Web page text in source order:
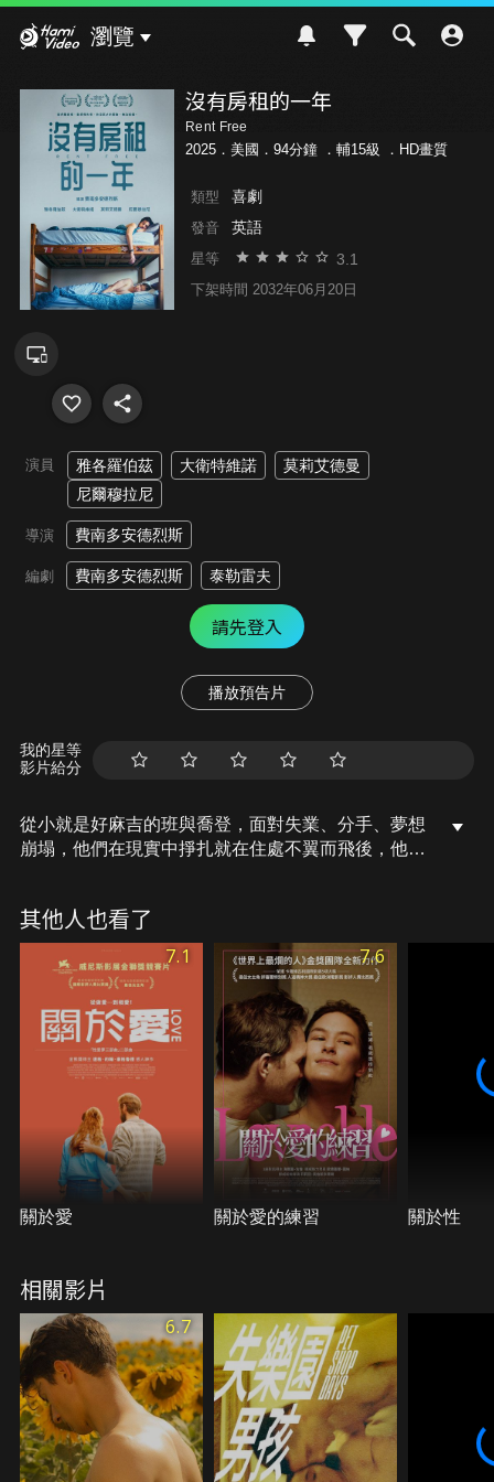
瀏覽
沒有房租的一年
Rent Free
2025．美國．94分鐘 ． 輔15級 ．HD畫質
類型 喜劇
發音 英語
星等 3.1
下架時間 2032年06月20日
演員 雅各羅伯茲 大衛特維諾
莫莉艾德曼
尼爾穆拉尼
導演 費南多安德烈斯
編劇 費南多安德烈斯 泰勒雷夫
請先登入
播放預告片
我的星等
影片給分
從小就是好麻吉的班與喬登，面對失業、分手、夢想
崩塌，他們在現實中掙扎就在住處不翼而飛後，他們
告解，同時拼命存錢，渴望逃向夢想中的紐約。這場
臨時起意的流浪實驗，也將為彼此迎來未知的碰撞和
阻礙。
其他人也看了
7.1
關於愛
7.6
關於愛的練習 關於性
相關影片
6.7